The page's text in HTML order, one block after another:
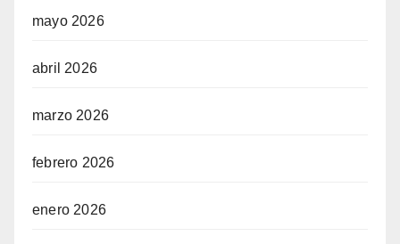
mayo 2026
abril 2026
marzo 2026
febrero 2026
enero 2026